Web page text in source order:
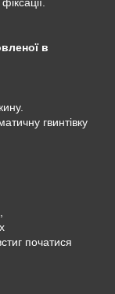
в
гвинтівку
початися